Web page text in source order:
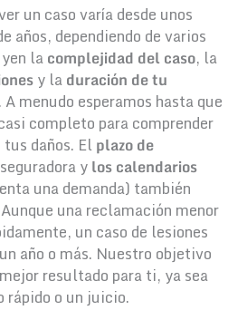
un caso varía desde unos
años, dependiendo de varios
lacomplejidad del caso, la
y laduración de tu
. A menudo esperamos hasta que
completo para comprender
daños. Elplazo de
ylos calendarios
una demanda) también
una reclamación menor
un caso de lesiones
año o más. Nuestro objetivo
resultado para ti, ya sea
rápido o un juicio.